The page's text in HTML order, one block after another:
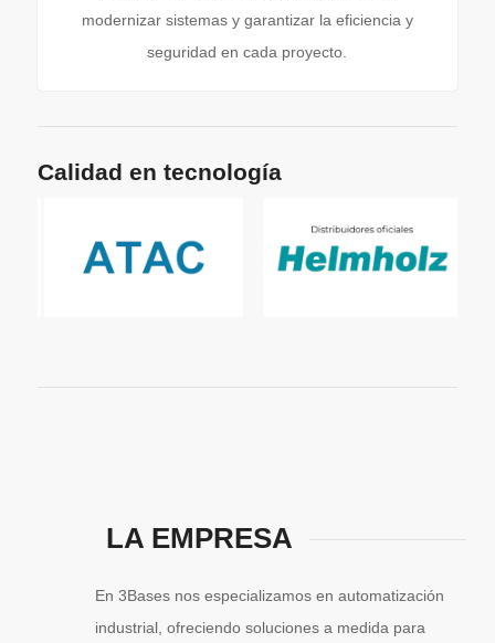
modernizar sistemas y garantizar la eficiencia y
seguridad en cada proyecto.
Calidad en tecnología
LA EMPRESA
En 3Bases nos especializamos en automatización
industrial, ofreciendo soluciones a medida para